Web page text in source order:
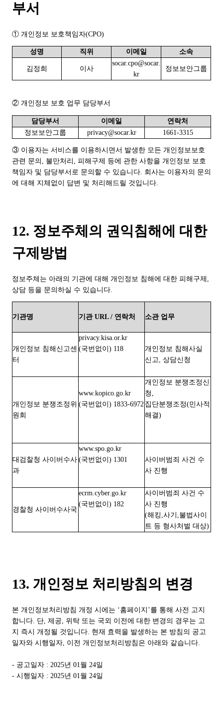
부서
① 개인정보 보호책임자(CPO)
성명 직위 이메일 소속
김정희 이사
socar.cpo@socar.
kr
정보보안그룹
② 개인정보 보호 업무 담당부서
담당부서 이메일
연락처
정보보안그룹
privacy@socar.kr 1661-3315
③ 이용자는 서비스를 이용하시면서 발생한 모든 개인정보보호
관련 문의, 불만처리, 피해구제 등에 관한 사항을 개인정보 보호
책임자 및 담당부서로 문의할 수 있습니다. 회사는 이용자의 문의
에 대해 지체없이 답변 및 처리해드릴 것입니다.
12. 정보주체의 권익침해에 대한
구제방법
정보주체는 아래의 기관에 대해 개인정보 침해에 대한 피해구제,
상담 등을 문의하실 수 있습니다.
기관명 기관 URL / 연락처 소관 업무
개인정보 침해신고센
터
privacy.kisa.or.kr
(국번없이) 118
개인정보 침해사실
신고, 상담신청
개인정보 분쟁조정위
원회
www.kopico.go.kr
(국번없이) 1833-6972
개인정보 분쟁조정신
청,
집단분쟁조정(민사적
해결)
대검찰청 사이버수사
과
www.spo.go.kr
(국번없이) 1301
사이버범죄 사건 수
사 진행
경찰청 사이버수사국
ecrm.cyber.go.kr
(국번없이) 182
사이버범죄 사건 수
사 진행
(해킹,사기,불법사이
트 등 형사처벌 대상)
13. 개인정보 처리방침의 변경
본 개인정보처리방침 개정 시에는 ‘홈페이지’를 통해 사전 고지
합니다. 단, 제공, 위탁 또는 국외 이전에 대한 변경의 경우는 고
지 즉시 개정될 것입니다. 현재 효력을 발생하는 본 방침의 공고
일자와 시행일자, 이전 개인정보처리방침은 아래와 같습니다.
- 공고일자 : 2025년 01 월 24일
- 시행일자 : 2025년 01 월 24일